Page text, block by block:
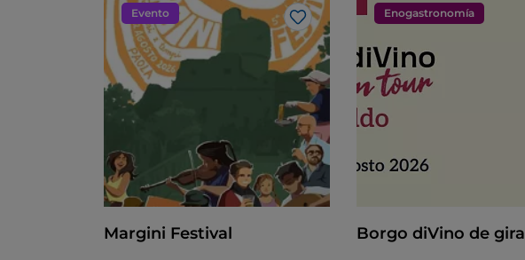
Evento
Me gusta
Margini Festival
Enogastronomía
Borgo diVino de gira